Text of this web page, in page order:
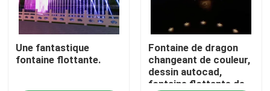
fontaine de flottement
Les fontaines du lac
Une fantastique
fontaine flottante.
Fontaine de dragon
changeant de couleur,
dessin autocad,
fontaine flottante de